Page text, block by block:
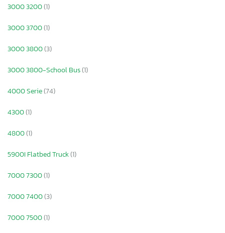
3000 3200(1)
3000 3700(1)
3000 3800(3)
3000 3800-School Bus(1)
4000 Serie(74)
4300(1)
4800(1)
5900I Flatbed Truck(1)
7000 7300(1)
7000 7400(3)
7000 7500(1)